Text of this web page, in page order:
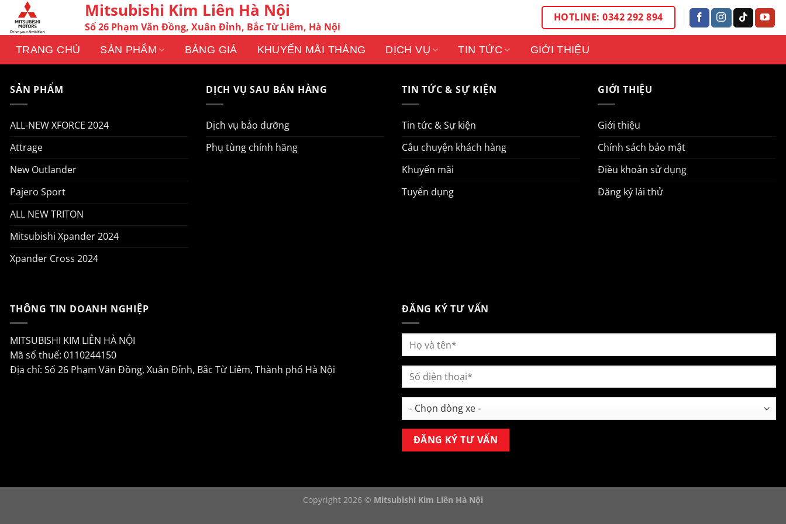
Chuyển
đến
nội
dung
Mitsubishi Kim Liên Hà Nội
Số 26 Phạm Văn Đồng, Xuân Đỉnh, Bắc Từ Liêm, Hà Nội
HOTLINE: 0342 292 894
TRANG CHỦ SẢN PHẨM BẢNG GIÁ KHUYẾN MÃI THÁNG DỊCH VỤ TIN TỨC GIỚI THIỆU
SẢN PHẨM
ALL-NEW XFORCE 2024
Attrage
New Outlander
Pajero Sport
ALL NEW TRITON
Mitsubishi Xpander 2024
Xpander Cross 2024
DỊCH VỤ SAU BÁN HÀNG
Dịch vụ bảo dưỡng
Phụ tùng chính hãng
TIN TỨC & SỰ KIỆN
Tin tức & Sự kiện
Câu chuyện khách hàng
Khuyến mãi
Tuyển dụng
GIỚI THIỆU
Giới thiệu
Chính sách bảo mật
Điều khoản sử dụng
Đăng ký lái thử
THÔNG TIN DOANH NGHIỆP
MITSUBISHI KIM LIÊN HÀ NỘI
Mã số thuế: 0110244150
Địa chỉ: Số 26 Phạm Văn Đồng, Xuân Đỉnh, Bắc Từ Liêm, Thành phố Hà Nội
ĐĂNG KÝ TƯ VẤN
Copyright 2026 © Mitsubishi Kim Liên Hà Nội